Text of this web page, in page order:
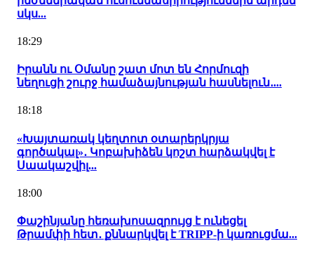
սկս...
18:29
Իրանն ու Օմանը շատ մոտ են Հորմուզի
նեղուցի շուրջ համաձայնության հասնելուն․...
18:18
«Խայտառակ կեղտոտ օտարերկրյա
գործակալ»․ Կոբախիձեն կոշտ հարձակվել է
Սաակաշվիլ...
18:00
Փաշինյանը հեռախոսազրույց է ունեցել
Թրամփի հետ․ քննարկվել է TRIPP-ի կառուցմա...